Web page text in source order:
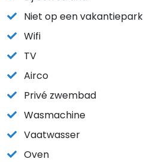
Niet op een vakantiepark
Wifi
TV
Airco
Privé zwembad
Wasmachine
Vaatwasser
Oven